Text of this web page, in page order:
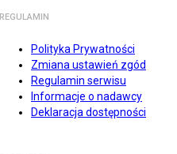
REGULAMIN
Polityka Prywatności
Zmiana ustawień zgód
Regulamin serwisu
Informacje o nadawcy
Deklaracja dostępności